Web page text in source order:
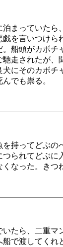
泊まっていた
戯を言いつけら
。船頭がカボ
馳走されたが
犬にそのカボチ
でも祟る。
持ってどぶの
つられてどぶに
なった。きつ
いたら、二重マ
船で渡してくれ